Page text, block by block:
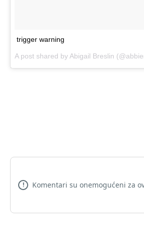
trigger warning
A post shared by Abigail Breslin
! Komentari su onemogućeni za